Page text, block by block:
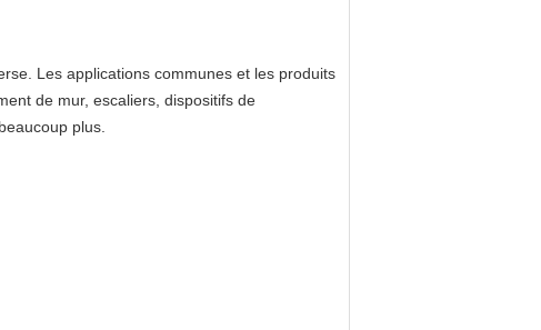
Les applications communes et les produits
de mur, escaliers, dispositifs de
plus.